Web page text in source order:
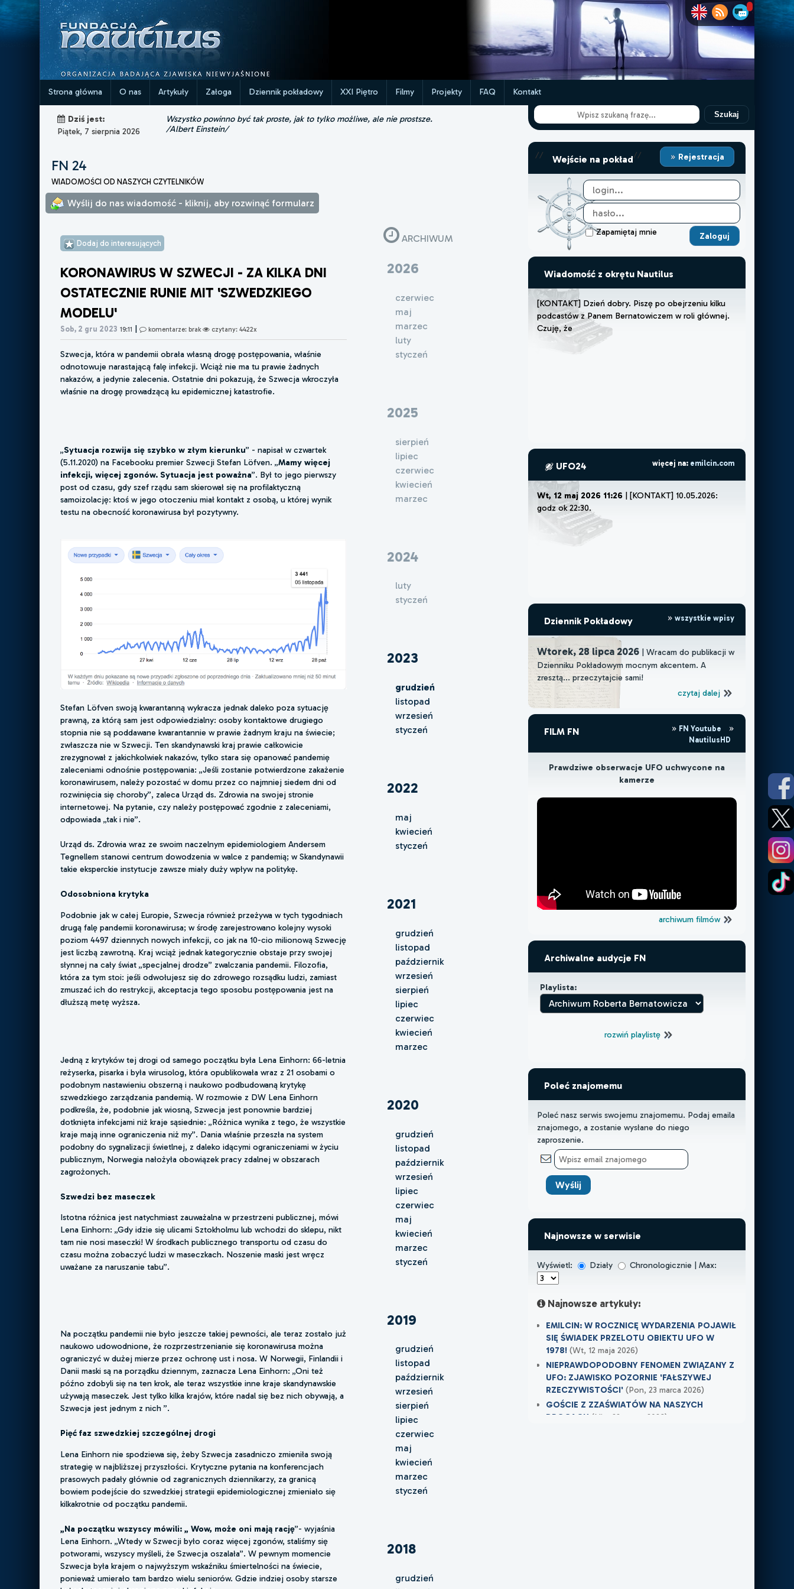
Strona główna O nas Artykuły Załoga Dziennik pokładowy XXI Piętro Filmy Projekty FAQ Kontakt
Dziś jest:
Piątek, 7 sierpnia 2026
Wszystko powinno być tak proste, jak to tylko możliwe, ale nie prostsze.
/Albert Einstein/
FN 24
WIADOMOŚCI OD NASZYCH CZYTELNIKÓW
Wyślij do nas wiadomość - kliknij, aby rozwinąć formularz
Dodaj do interesujących
KORONAWIRUS W SZWECJI - ZA KILKA DNI
OSTATECZNIE RUNIE MIT 'SZWEDZKIEGO
MODELU'
Sob, 2 gru 2023 19:11 | komentarze: brak czytany: 4422x
Szwecja, która w pandemii obrała własną drogę postępowania, właśnie
odnotowuje narastającą falę infekcji. Wciąż nie ma tu prawie żadnych
nakazów, a jedynie zalecenia. Ostatnie dni pokazują, że Szwecja wkroczyła
właśnie na drogę prowadzącą ku epidemicznej katastrofie.
„Sytuacja rozwija się szybko w złym kierunku” - napisał w czwartek
(5.11.2020) na Facebooku premier Szwecji Stefan Löfven. „Mamy więcej
infekcji, więcej zgonów. Sytuacja jest poważna”. Był to jego pierwszy
post od czasu, gdy szef rządu sam skierował się na profilaktyczną
samoizolację: ktoś w jego otoczeniu miał kontakt z osobą, u której wynik
testu na obecność koronawirusa był pozytywny.
Stefan Löfven swoją kwarantanną wykracza jednak daleko poza sytuację
prawną, za którą sam jest odpowiedzialny: osoby kontaktowe drugiego
stopnia nie są poddawane kwarantannie w prawie żadnym kraju na świecie;
zwłaszcza nie w Szwecji. Ten skandynawski kraj prawie całkowicie
zrezygnował z jakichkolwiek nakazów, tylko stara się opanować pandemię
zaleceniami odnośnie postępowania: „Jeśli zostanie potwierdzone zakażenie
koronawirusem, należy pozostać w domu przez co najmniej siedem dni od
rozwinięcia się choroby”, zaleca Urząd ds. Zdrowia na swojej stronie
internetowej. Na pytanie, czy należy postępować zgodnie z zaleceniami,
odpowiada „tak i nie”.
Urząd ds. Zdrowia wraz ze swoim naczelnym epidemiologiem Andersem
Tegnellem stanowi centrum dowodzenia w walce z pandemią; w Skandynawii
takie eksperckie instytucje zawsze miały duży wpływ na politykę.
Odosobniona krytyka
Podobnie jak w całej Europie, Szwecja również przeżywa w tych tygodniach
drugą falę pandemii koronawirusa; w środę zarejestrowano kolejny wysoki
poziom 4497 dziennych nowych infekcji, co jak na 10-cio milionową Szwecję
jest liczbą zawrotną. Kraj wciąż jednak kategorycznie obstaje przy swojej
słynnej na cały świat „specjalnej drodze” zwalczania pandemii. Filozofia,
która za tym stoi: jeśli odwołujesz się do zdrowego rozsądku ludzi, zamiast
zmuszać ich do restrykcji, akceptacja tego sposobu postępowania jest na
dłuższą metę wyższa.
Jedną z krytyków tej drogi od samego początku była Lena Einhorn: 66-letnia
reżyserka, pisarka i była wirusolog, która opublikowała wraz z 21 osobami o
podobnym nastawieniu obszerną i naukowo podbudowaną krytykę
szwedzkiego zarządzania pandemią. W rozmowie z DW Lena Einhorn
podkreśla, że, podobnie jak wiosną, Szwecja jest ponownie bardziej
dotknięta infekcjami niż kraje sąsiednie: „Różnica wynika z tego, że wszystkie
kraje mają inne ograniczenia niż my”. Dania właśnie przeszła na system
podobny do sygnalizacji świetlnej, z daleko idącymi ograniczeniami w życiu
publicznym, Norwegia nałożyła obowiązek pracy zdalnej w obszarach
zagrożonych.
Szwedzi bez maseczek
Istotna różnica jest natychmiast zauważalna w przestrzeni publicznej, mówi
Lena Einhorn: „Gdy idzie się ulicami Sztokholmu lub wchodzi do sklepu, nikt
tam nie nosi maseczki! W środkach publicznego transportu od czasu do
czasu można zobaczyć ludzi w maseczkach. Noszenie maski jest wręcz
uważane za naruszanie tabu”.
Na początku pandemii nie było jeszcze takiej pewności, ale teraz zostało już
naukowo udowodnione, że rozprzestrzenianie się koronawirusa można
ograniczyć w dużej mierze przez ochronę ust i nosa. W Norwegii, Finlandii i
Danii maski są na porządku dziennym, zaznacza Lena Einhorn: „Oni też
późno zdobyli się na ten krok, ale teraz wszystkie inne kraje skandynawskie
używają maseczek. Jest tylko kilka krajów, które nadal się bez nich obywają, a
Szwecja jest jednym z nich ”.
Pięć faz szwedzkiej szczególnej drogi
Lena Einhorn nie spodziewa się, żeby Szwecja zasadniczo zmieniła swoją
strategię w najbliższej przyszłości. Krytyczne pytania na konferencjach
prasowych padały głównie od zagranicznych dziennikarzy, za granicą
bowiem podejście do szwedzkiej strategii epidemiologicznej zmieniało się
kilkakrotnie od początku pandemii.
„Na początku wszyscy mówili: „ Wow, może oni mają rację”- wyjaśnia
Lena Einhorn. „Wtedy w Szwecji było coraz więcej zgonów, staliśmy się
potworami, wszyscy myśleli, że Szwecja oszalała”. W pewnym momencie
Szwecja była krajem o najwyższym wskaźniku śmiertelności na świecie,
ponieważ umierało tam bardzo wielu seniorów. Gdzie indziej osoby starsze
ARCHIWUM
2026
czerwiec
maj
marzec
luty
styczeń
2025
sierpień
lipiec
czerwiec
kwiecień
marzec
2024
luty
styczeń
2023
grudzień
listopad
wrzesień
styczeń
2022
maj
kwiecień
styczeń
2021
grudzień
listopad
październik
wrzesień
sierpień
lipiec
czerwiec
kwiecień
marzec
2020
grudzień
listopad
październik
wrzesień
lipiec
czerwiec
maj
kwiecień
marzec
styczeń
2019
grudzień
listopad
październik
wrzesień
sierpień
lipiec
czerwiec
maj
kwiecień
marzec
styczeń
2018
grudzień
Szukaj
// Wejście na pokład// Rejestracja
Zapamiętaj mnie
Wiadomość z okrętu Nautilus
[KONTAKT] Dzień dobry. Piszę po obejrzeniu kilku
podcastów z Panem Bernatowiczem w roli głównej.
Czuję, że muszę lub
UFO24 więcej na: emilcin.com
Wt, 12 maj 2026 11:26 | [KONTAKT] 10.05.2026:
godz ok 22:30. Poszli
Dziennik Pokładowy wszystkie wpisy
Wtorek, 28 lipca 2026| Wracam do publikacji w
Dzienniku Pokładowym mocnym akcentem. A
zresztą... przeczytajcie sami!
czytaj dalej
FILM FN
FN Youtube
NautilusHD
Prawdziwe obserwacje UFO uchwycone na
kamerze
archiwum filmów
Archiwalne audycje FN
Playlista:
rozwiń playlistę
Poleć znajomemu
Poleć nasz serwis swojemu znajomemu. Podaj emaila
znajomego, a zostanie wysłane do niego
zaproszenie.
Najnowsze w serwisie
Wyświetl: Działy Chronologicznie | Max:
Najnowsze artykuły:
EMILCIN: W ROCZNICĘ WYDARZENIA POJAWIŁ
SIĘ ŚWIADEK PRZELOTU OBIEKTU UFO W
1978!(Wt, 12 maja 2026)
NIEPRAWDOPODOBNY FENOMEN ZWIĄZANY Z
UFO: ZJAWISKO POZORNIE 'FAŁSZYWEJ
RZECZYWISTOŚCI'(Pon, 23 marca 2026)
GOŚCIE Z ZZAŚWIATÓW NA NASZYCH
DROGACH (Nie, 22 marca 2026)